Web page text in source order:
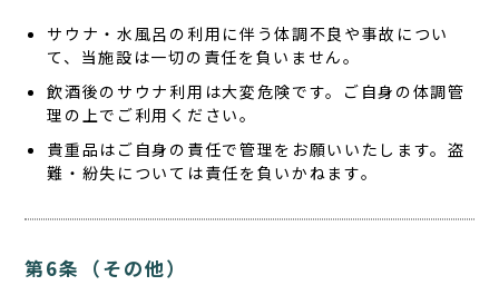
サウナ・水風呂の利用に伴う体調不良や事故につい
て、当施設は一切の責任を負いません。
飲酒後のサウナ利用は大変危険です。ご自身の体調管
理の上でご利用ください。
貴重品はご自身の責任で管理をお願いいたします。盗
難・紛失については責任を負いかねます。
第6条（その他）